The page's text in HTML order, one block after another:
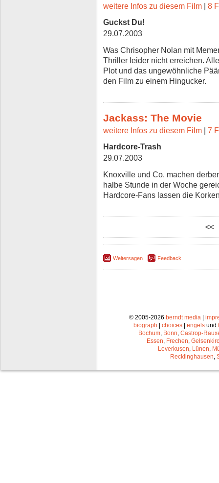
weitere Infos zu diesem Film | 8
Guckst Du!
29.07.2003
Was Chrisopher Nolan mit
Thriller leider nicht erreichen.
Plot und das ungewöhnliche
den Film zu einem Hingucker.
Jackass: The Movie
weitere Infos zu diesem Film | 7
Hardcore-Trash
29.07.2003
Knoxville und Co. machen
halbe Stunde in der Woche
Hardcore-Fans lassen die
<<
Weitersagen Feedback
© 2005-2026 berndt media|
biograph
choices engels und
Bochum, Bonn, Castrop-
Essen, Frechen,
Leverkusen, Lünen,
Recklinghausen,